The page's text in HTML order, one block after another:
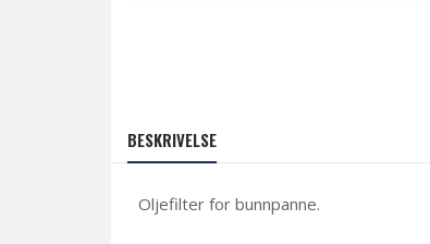
BESKRIVELSE
Oljefilter for bunnpanne.